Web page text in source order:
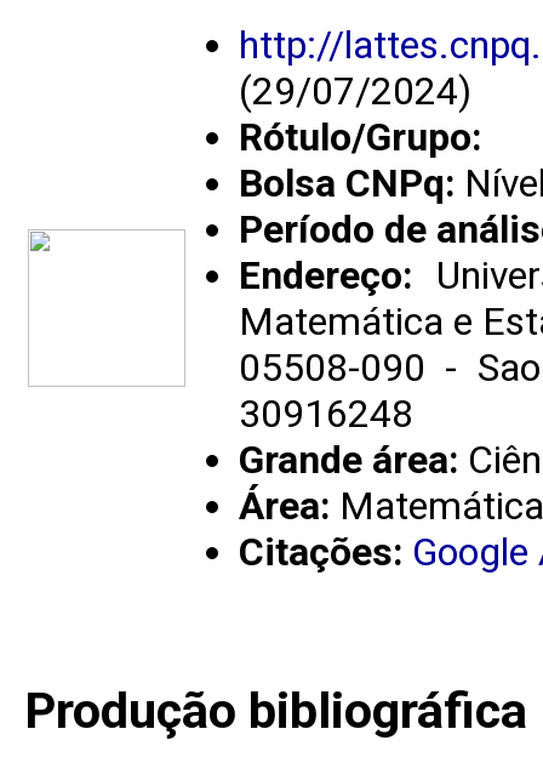
http://
(29/07/2024)
Rótulo/Grupo:
Bolsa CNPq:
Período de
Endereço:
Matemática e
05508-090 -
30916248
Grande área:
Área: Matemática
Citações:
Produção bibliográfica